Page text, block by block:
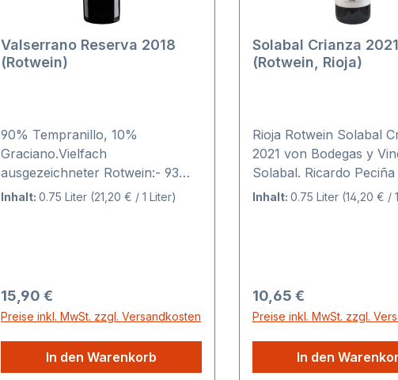
Valserrano Reserva 2018
(Rotwein)
90% Tempranillo, 10%
Graciano.Vielfach
ausgezeichneter Rotwein:- 93
Punkte im Rioja Special Report
Punkte im Guia Peñin 2025 für
Valserrano Reserva 2018 Der
hier angebotene Jahrgang 2018
wurde trotz der schwierigen
Bedingungen im Jahr 2018
Inhalt: 0.75 Liter (21,20 € / 1 Liter)
Regulärer Preis:
15,90 €
Preise inkl. MwSt. zzgl. Versandkosten
In den Warenkorb
Solabal Crianza 2021
(Rotwein, Rioja)
Rioja Rotwein Solabal
2021 von Bodegas y
Solabal. Ricardo Peciña Bengoas
Wein Solabal gilt als
eigener Weinberge in
Alta. Die privilegierte
Rebstöcke, exzellentes
Tempranillo
modernste
Inhalt: 0.75 Liter (14,20 € /
Regulärer Preis:
10,65 €
Preise inkl. MwSt. zzgl.
In den